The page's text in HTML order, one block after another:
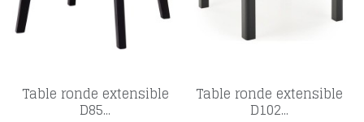
Table ronde extensible
D85...
Table ronde extensible
D102...